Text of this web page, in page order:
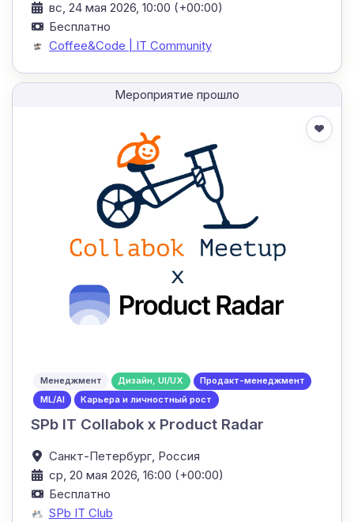
вс, 24 мая 2026, 10:00 (+00:00)
Бесплатно
Coffee&Code | IT Community
Мероприятие прошло
Менеджмент Дизайн, UI/UX
Продакт-менеджмент
ML/AI
Карьера и личностный рост
SPb IT Collabok x Product Radar
Санкт-Петербург, Россия
ср, 20 мая 2026, 16:00 (+00:00)
Бесплатно
SPb IT Club